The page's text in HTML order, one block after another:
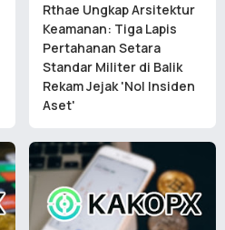
Rthae Ungkap Arsitektur
Keamanan: Tiga Lapis
Pertahanan Setara
Standar Militer di Balik
Rekam Jejak 'Nol Insiden
Aset'